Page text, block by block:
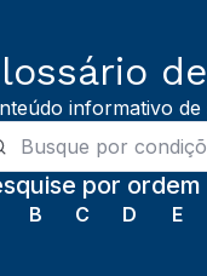
informativo de
por
B C D E